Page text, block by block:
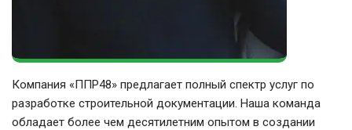
Компания «ППР48» предлагает полный спектр услуг по
разработке строительной документации. Наша команда
обладает более чем десятилетним опытом в создании